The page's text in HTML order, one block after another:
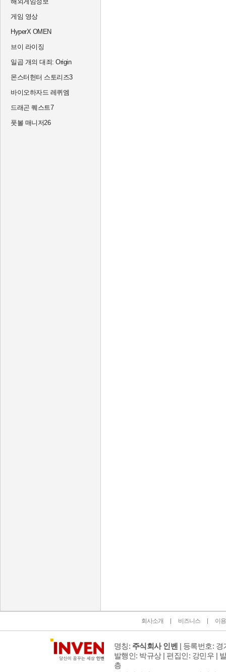
게임 영상
HyperX OMEN
브이 라이징
일곱 개의 대죄: Origin
몬스터헌터 스토리즈3
바이오하자드 레퀴엠
드래곤 퀘스트7
풋볼 매니저26
회사소개 비즈니스 이
명칭: 주식회사 인벤 | 등록번호: 경
발행인: 박규상 | 편집인: 강민우 |
층